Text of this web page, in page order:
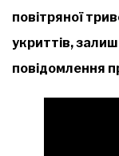
повітряної
укриттів,
повідомлення